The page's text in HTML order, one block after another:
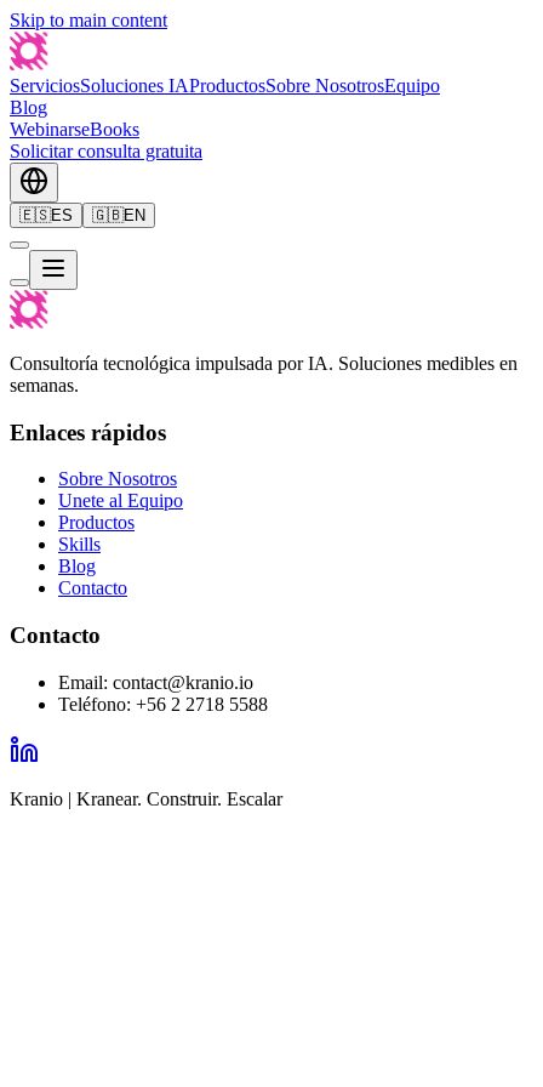
Skip to main content
ServiciosSoluciones IAProductosSobre NosotrosEquipo
Blog
WebinarseBooks
Solicitar consulta gratuita
🇪🇸ES 🇬🇧EN
Consultoría tecnológica impulsada por IA. Soluciones medibles en
semanas.
Enlaces rápidos
Sobre Nosotros
Unete al Equipo
Productos
Skills
Blog
Contacto
Contacto
Email: contact@kranio.io
Teléfono: +56 2 2718 5588
Kranio | Kranear. Construir. Escalar